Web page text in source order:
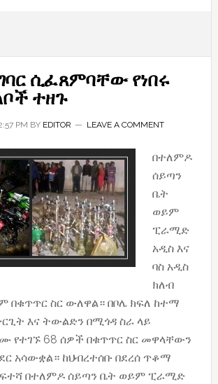
ሲፈጸምባቸው የነበሩ
ተዘጉ
PM BY EDITOR LEAVE A COMMENT
በተለምዶ
ሰይጣን
ቤት
ወይም
ፒራሚድ
አዲስ እና
ባስ አዲስ
ክለብ
በቁጥጥር ስር ውለዋል። በቦሌ ክፍለ ከተማ
እና ትውልድን በሚጎዳ ስራ ላይ
የተገኙ 68 ሰዎች በቁጥጥር ስር መዋላቸውን
አሳውቋል። ከህብረተሰቡ በደረሰ ጥቆማ
ፍተሻ በተለምዶ ሰይጣን ቤት ወይም ፒራሚድ